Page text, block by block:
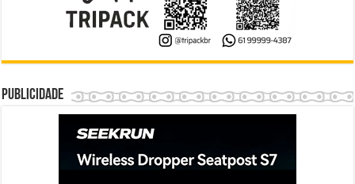
Publicidade